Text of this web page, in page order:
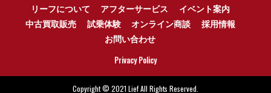
リーフについて アフターサービス
イベント案内
中古買取販売
試乗体験 オンライン商談
採用情報
お問い合わせ
Privacy Policy
Copyright © 2021 Lief All Rights Reserved.